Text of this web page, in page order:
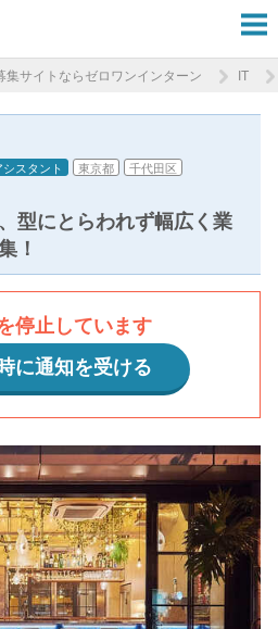
サイトならゼロワンインターン IT
スタント 東京都
千代田区
型にとらわれず幅広く業
！
停止しています
に通知を受ける